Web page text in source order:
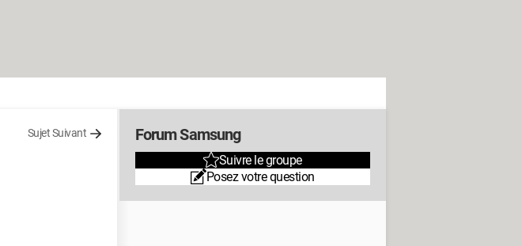
Sujet Suivant Forum Samsung
Suivre le groupe
Posez votre question